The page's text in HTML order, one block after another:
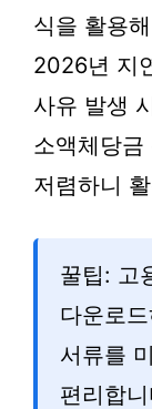
식을 활용
2026년 지
사유 발생
소액체당
저렴하니
꿀팁: 고
다운로
서류를
편리합